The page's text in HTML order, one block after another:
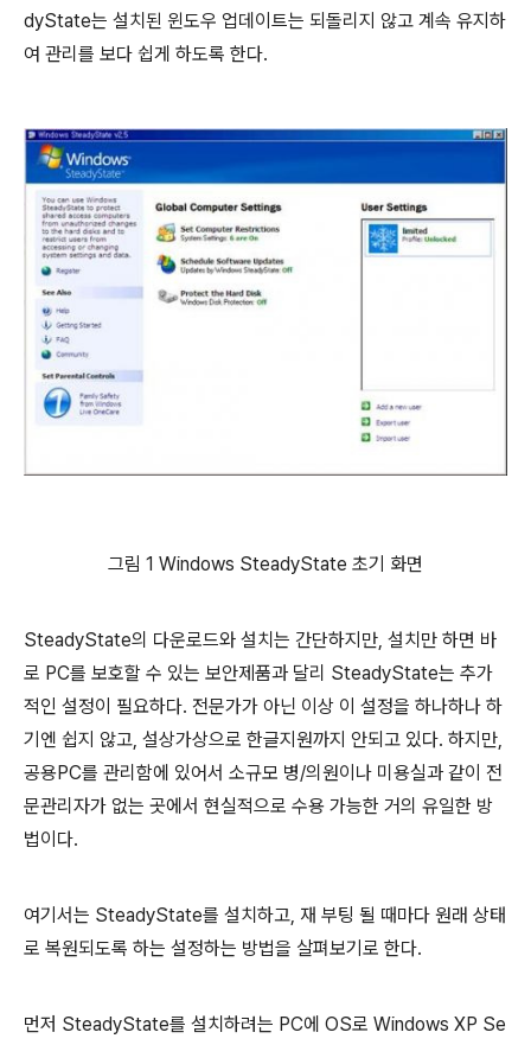
dyState는 설치된 윈도우 업데이트는 되돌리지 않고 계속 유지하
여 관리를 보다 쉽게 하도록 한다.
그림 1 Windows SteadyState 초기 화면
SteadyState의 다운로드와 설치는 간단하지만, 설치만 하면 바
로 PC를 보호할 수 있는 보안제품과 달리 SteadyState는 추가
적인 설정이 필요하다. 전문가가 아닌 이상 이 설정을 하나하나 하
기엔 쉽지 않고, 설상가상으로 한글지원까지 안되고 있다. 하지만,
공용PC를 관리함에 있어서 소규모 병/의원이나 미용실과 같이 전
문관리자가 없는 곳에서 현실적으로 수용 가능한 거의 유일한 방
법이다.
여기서는 SteadyState를 설치하고, 재 부팅 될 때마다 원래 상태
로 복원되도록 하는 설정하는 방법을 살펴보기로 한다.
먼저 SteadyState를 설치하려는 PC에 OS로 Windows XP Se